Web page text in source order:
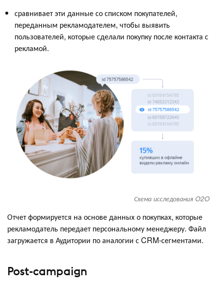
сравнивает эти данные со списком покупателей,
переданным рекламодателем, чтобы выявить
пользователей, которые сделали покупку после контакта с
рекламой.
Схема исследования O2O
Отчет формируется на основе данных о покупках, которые
рекламодатель передает персональному менеджеру. Файл
загружается в Аудитории по аналогии с CRM-сегментами.
Post-campaign